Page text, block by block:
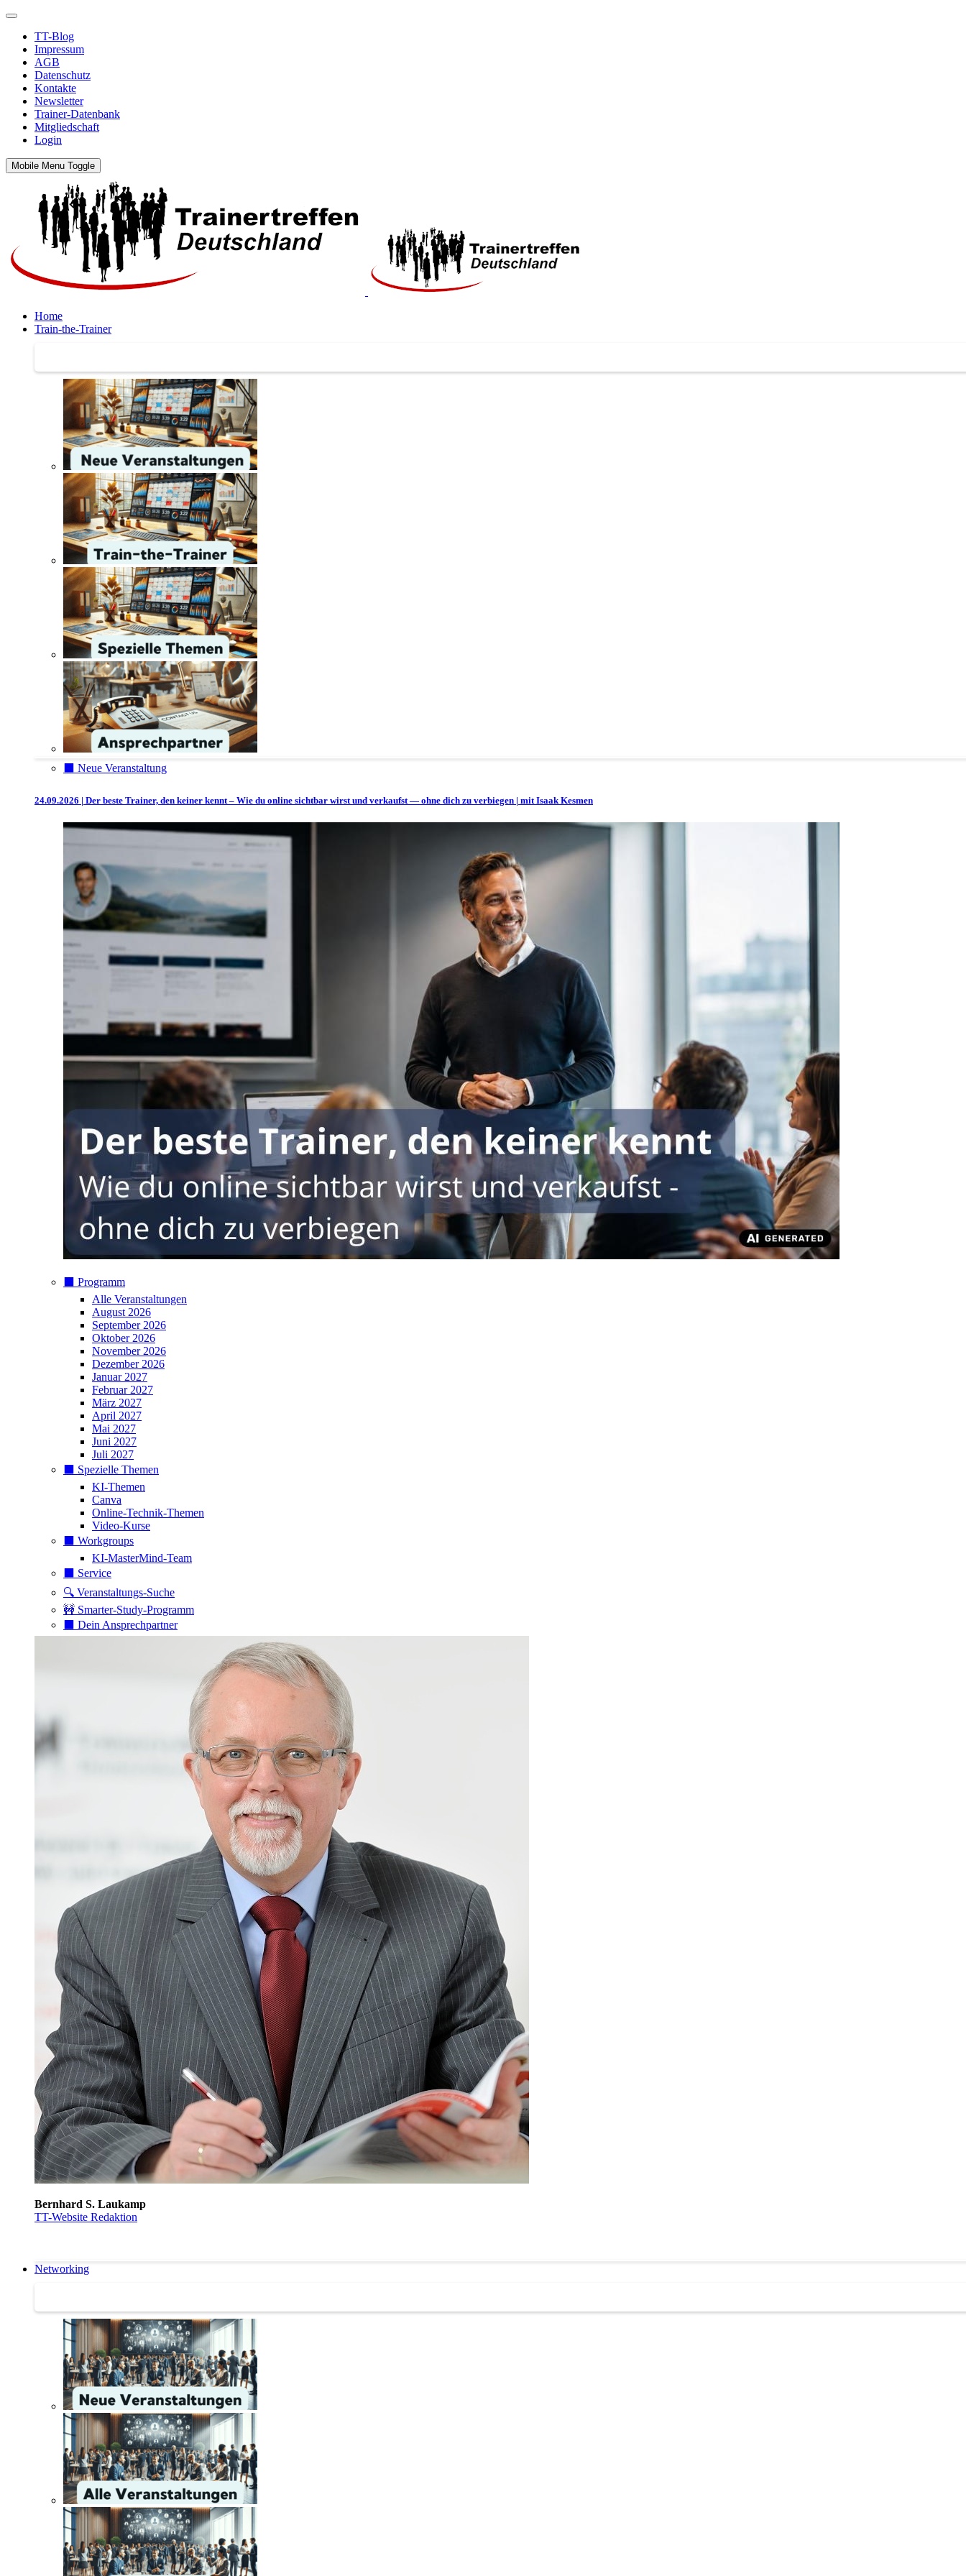
TT-Blog
Impressum
AGB
Datenschutz
Kontakte
Newsletter
Trainer-Datenbank
Mitgliedschaft
Login
Mobile Menu Toggle
Home
Train-the-Trainer
⬛️ Neue Veranstaltung
24.09.2026 | Der beste Trainer, den keiner kennt – Wie du online sichtbar wirst und verkaufst — ohne dich zu verbiegen | mit Isaak Kesmen
⬛️ Programm
Alle Veranstaltungen
August 2026
September 2026
Oktober 2026
November 2026
Dezember 2026
Januar 2027
Februar 2027
März 2027
April 2027
Mai 2027
Juni 2027
Juli 2027
⬛️ Spezielle Themen
KI-Themen
Canva
Online-Technik-Themen
Video-Kurse
⬛️ Workgroups
KI-MasterMind-Team
⬛️ Service
🔍 Veranstaltungs-Suche
🚧 Smarter-Study-Programm
⬛️ Dein Ansprechpartner
Bernhard S. Laukamp
TT-Website Redaktion
Networking